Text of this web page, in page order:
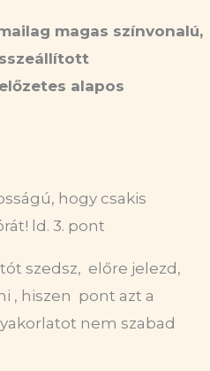
magas színvonalú,
alapos
hogy csakis
ld. 3. pont
szedsz, előre jelezd,
, hiszen pont azt a
nem szabad